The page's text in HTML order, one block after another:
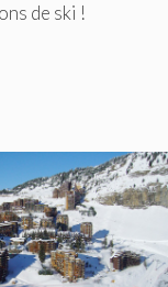
de ski !